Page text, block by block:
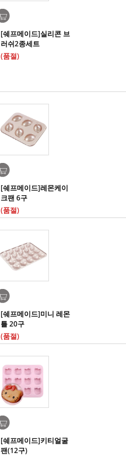
[쉐프메이드]실리콘 브
러쉬2종세트
(품절)
[쉐프메이드]레몬케이
크팬 6구
(품절)
[쉐프메이드]미니 레몬
틀 20구
(품절)
[쉐프메이드]키티얼굴
팬(12구)